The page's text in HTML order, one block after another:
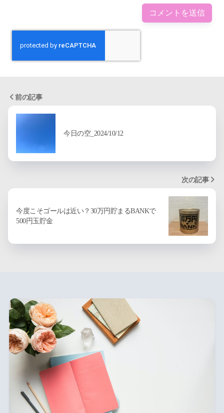
前の記事
今日の空_2024/10/12
次の記事
今度こそゴールは近い？30万円貯まるBANKで
500円玉貯金